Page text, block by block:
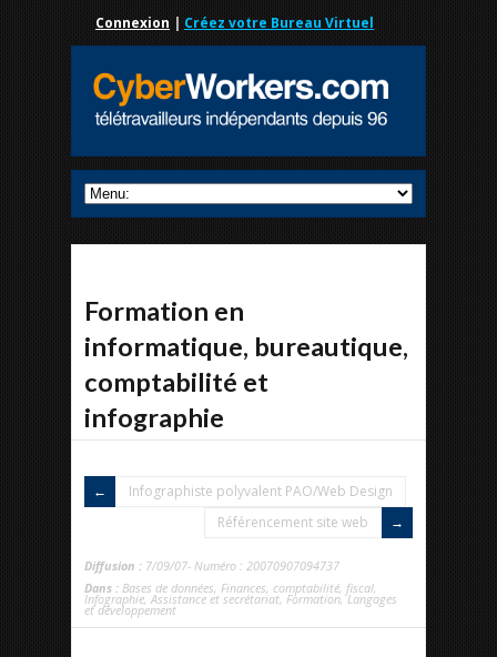
Connexion | Créez votre Bureau Virtuel
Formation en
informatique, bureautique,
comptabilité et
infographie
Infographiste polyvalent PAO/Web Design
Référencement site web
Diffusion : 7/09/07- Numéro : 20070907094737
Dans : Bases de données, Finances, comptabilité, fiscal,
Infographie, Assistance et secrétariat, Formation,Langages
et développement